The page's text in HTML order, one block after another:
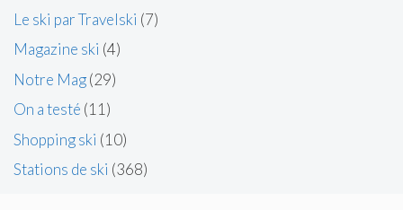
Le ski par Travelski (7)
Magazine ski (4)
Notre Mag(29)
On a testé (11)
Shopping ski (10)
Stations de ski (368)